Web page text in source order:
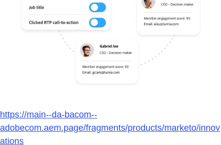
https://main--da-bacom--
adobecom.aem.page/fragments/products/marketo/innov
ations